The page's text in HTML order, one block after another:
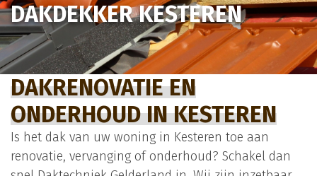
DAKDEKKER KESTEREN
DAKRENOVATIE EN
ONDERHOUD IN KESTEREN
Is het dak van uw woning in Kesteren toe aan
renovatie, vervanging of onderhoud? Schakel dan